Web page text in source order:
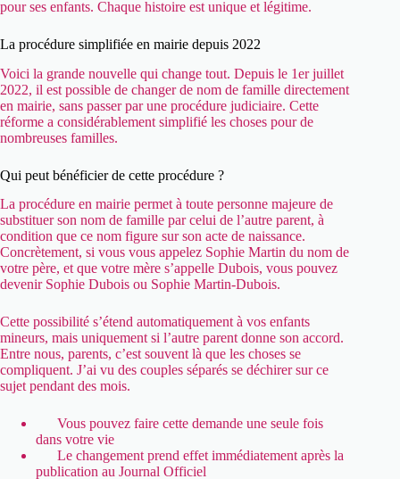
pour ses enfants. Chaque histoire est unique et légitime.
La procédure simplifiée en mairie depuis 2022
Voici la grande nouvelle qui change tout. Depuis le 1er juillet
2022, il est possible de changer de nom de famille directement
en mairie, sans passer par une procédure judiciaire. Cette
réforme a considérablement simplifié les choses pour de
nombreuses familles.
Qui peut bénéficier de cette procédure ?
La procédure en mairie permet à toute personne majeure de
substituer son nom de famille par celui de l’autre parent, à
condition que ce nom figure sur son acte de naissance.
Concrètement, si vous vous appelez Sophie Martin du nom de
votre père, et que votre mère s’appelle Dubois, vous pouvez
devenir Sophie Dubois ou Sophie Martin-Dubois.
Cette possibilité s’étend automatiquement à vos enfants
mineurs, mais uniquement si l’autre parent donne son accord.
Entre nous, parents, c’est souvent là que les choses se
compliquent. J’ai vu des couples séparés se déchirer sur ce
sujet pendant des mois.
Vous pouvez faire cette demande une seule fois
dans votre vie
Le changement prend effet immédiatement après la
publication au Journal Officiel